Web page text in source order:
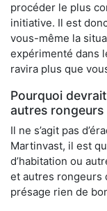
procéder le plus
initiative. Il est
vous-même la
expérimenté dans
ravira plus que
Pourquoi
autres rongeurs
Il ne s’agit pas
Martinvast, il est
d’habitation ou
et autres rongeurs
présage rien de